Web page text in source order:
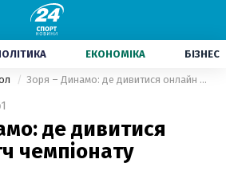
ЕКОНОМІКА БІЗНЕС
Зоря – Динамо: де дивитися онлайн матч чемпіонату України
1
де дивитися
чемпіонату